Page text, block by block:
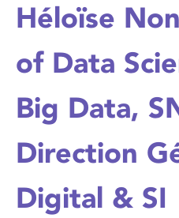
Héloïse
of Data
Big Data,
Direction
Digital & SI